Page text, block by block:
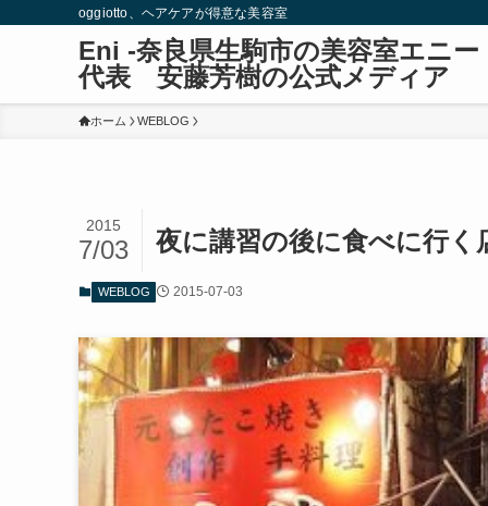
oggiotto、ヘアケアが得意な美容室
Eni -奈良県生駒市の美容室エ
代表 安藤芳樹の公式メディア
ホーム WEBLOG
夜に講習の後に食べに行く
2015
7/03
WEBLOG 2015-07-03